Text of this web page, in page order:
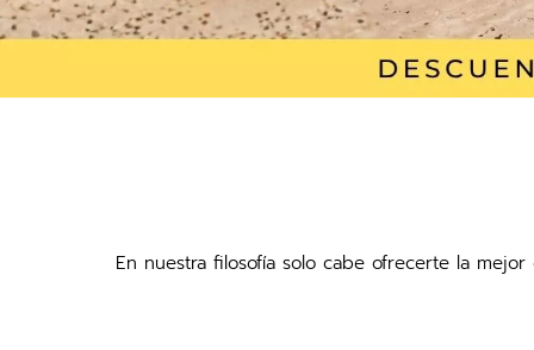
En nuestra filosofía solo cabe ofrecerte la